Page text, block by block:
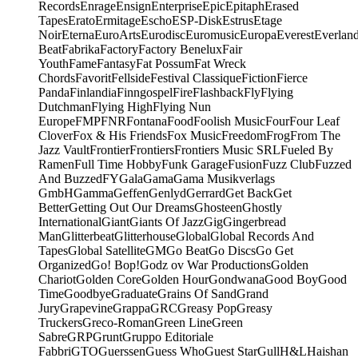
RecordsEnrageEnsignEnterpriseEpicEpitaphErased
TapesEratoErmitageEschoESP-DiskEstrusEtage
NoirEternaEuroArtsEurodiscEuromusicEuropaEverest
BeatFabrikaFactoryFactory BeneluxFair
YouthFameFantasyFat PossumFat Wreck
ChordsFavoritFellsideFestival ClassiqueFictionFierce
PandaFinlandiaFinngospelFireFlashbackFlyFlying
DutchmanFlying HighFlying Nun
EuropeFMPFNRFontanaFoodFoolish MusicFourFour Leaf
CloverFox & His FriendsFox MusicFreedomFrogFrom The
Jazz VaultFrontierFrontiersFrontiers Music SRLFueled By
RamenFull Time HobbyFunk GarageFusionFuzz ClubFuzzed
And BuzzedFYGalaGamaGama Musikverlags
GmbHGammaGeffenGenlydGerrardGet BackGet
BetterGetting Out Our DreamsGhosteenGhostly
InternationalGiantGiants Of JazzGigGingerbread
ManGlitterbeatGlitterhouseGlobalGlobal Records And
TapesGlobal SatelliteGMGo BeatGo DiscsGo Get
OrganizedGo! Bop!Godz ov War ProductionsGolden
ChariotGolden CoreGolden HourGondwanaGood BoyGood
TimeGoodbyeGraduateGrains Of SandGrand
JuryGrapevineGrappaGRCGreasy PopGreasy
TruckersGreco-RomanGreen LineGreen
SabreGRPGruntGruppo Editoriale
FabbriGTOGuerssenGuess WhoGuest StarGullH&LHaishan